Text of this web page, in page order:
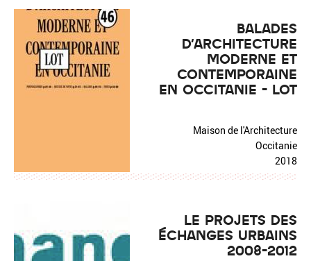
BALADES
D'ARCHITECTURE
MODERNE ET
CONTEMPORAINE
EN OCCITANIE - LOT
Maison de l'Architecture
Occitanie
2018
LE PROJETS DES
ÉCHANGES URBAINS
2008-2012